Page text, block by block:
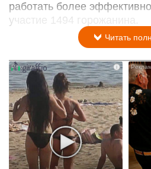
работать более
участие 1494 горожанина.
Читать
i